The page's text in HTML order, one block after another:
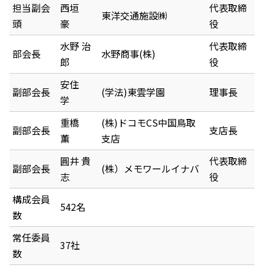
担当副会
頭
西垣
豪
東洋交通施設㈱
代表取締
役
部会長
水野 治
郎
水野商事(株)
代表取締
役
副部会長
安住
学
(学法)東雲学園 理事長
副部会長
重橋
薫
(株)ドコモCS中国鳥取
支店
支店長
副部会長
圓井 貴
志
(株）メモワールイナバ
代表取締
役
構成会員
数
542名
常任委員
数
37社